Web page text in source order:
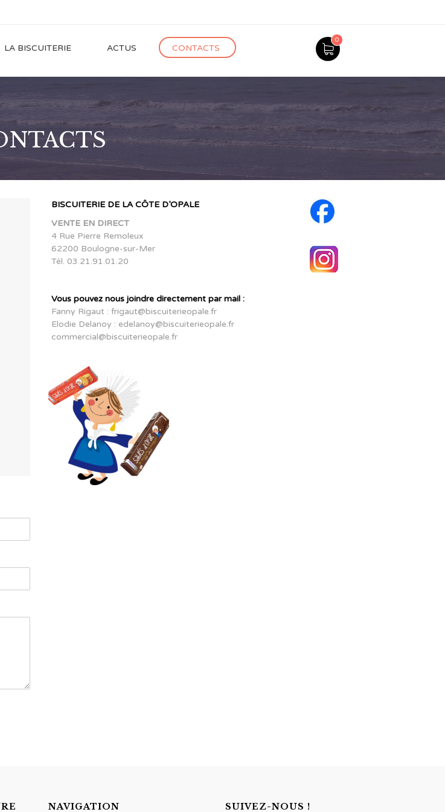
LA BISCUITERIE ACTUS CONTACTS
0
BISCUITERIE DE LA CÔTE D’OPALE
VENTE EN DIRECT
4 Rue Pierre Remoleux
62200 Boulogne-sur-Mer
Tél. 03.21.91.01.20
Vous pouvez nous joindre directement par mail :
Fanny Rigaut : frigaut@biscuiterieopale.fr
Elodie Delanoy : edelanoy@biscuiterieopale.fr
commercial@biscuiterieopale.fr
NAVIGATION SUIVEZ-NOUS !